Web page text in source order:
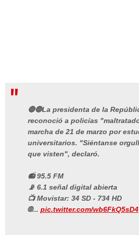
🔴🔵La presidenta de la
reconoció a policías
marcha de 21 de marzo por
universitarios. "Siéntanse
que visten", declaró.
📻 95.5 FM
📡 6.1 señal digital abierta
📺 Movistar: 34 SD - 734 HD
🌐... pic.twitter.com/wb6FkQ5sD4